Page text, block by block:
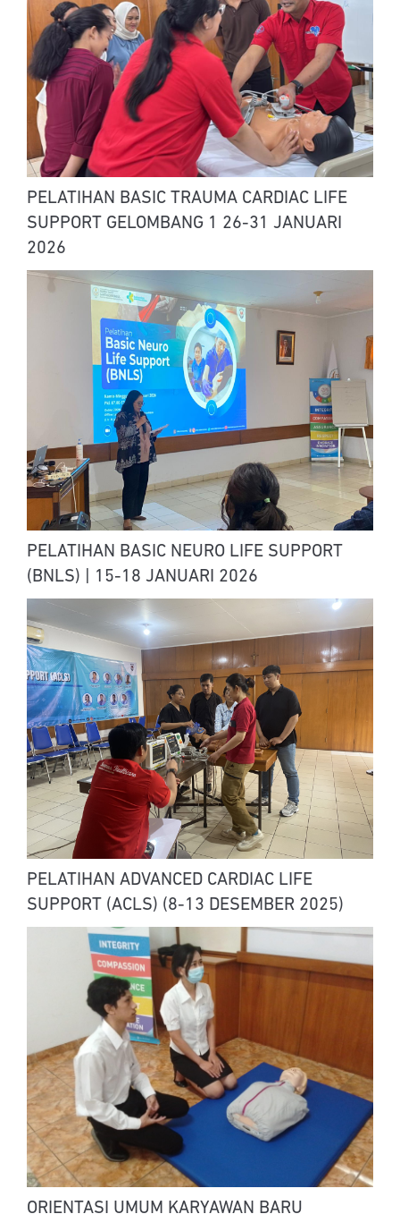
PELATIHAN BASIC TRAUMA CARDIAC LIFE
SUPPORT GELOMBANG 1 26-31 JANUARI
2026
PELATIHAN BASIC NEURO LIFE SUPPORT
(BNLS) | 15-18 JANUARI 2026
PELATIHAN ADVANCED CARDIAC LIFE
SUPPORT (ACLS) (8-13 DESEMBER 2025)
ORIENTASI UMUM KARYAWAN BARU